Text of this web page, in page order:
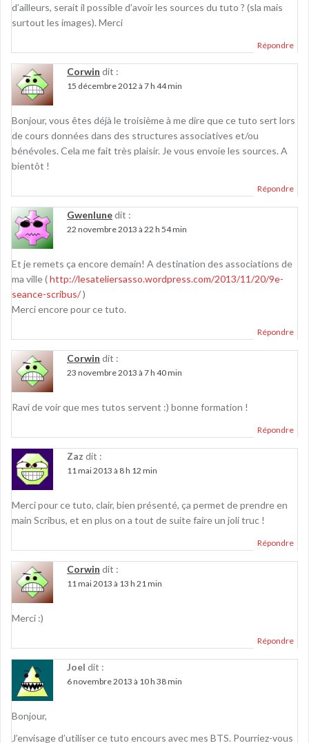
d’ailleurs, serait il possible d’avoir les sources du tuto ? (sla mais
surtout les images). Merci
Répondre
Corwin dit :
15 décembre 2012 à 7 h 44 min
Bonjour, vous êtes déjà le troisième à me dire que ce tuto sert lors
de cours données dans des structures associatives et/ou
bénévoles. Cela me fait très plaisir. Je vous envoie les sources. A
bientôt !
Répondre
Gwenlunedit :
22 novembre 2013 à 22 h 54 min
Et je remets ça encore demain! A destination des associations de
ma ville (http://lesateliersasso.wordpress.com/2013/11/20/9e-
seance-scribus/)
Merci encore pour ce tuto.
Répondre
Corwin dit :
23 novembre 2013 à 7 h 40 min
Ravi de voir que mes tutos servent :) bonne formation !
Répondre
Zaz dit :
11 mai 2013 à 8 h 12 min
Merci pour ce tuto, clair, bien présenté, ça permet de prendre en
main Scribus, et en plus on a tout de suite faire un joli truc !
Répondre
Corwin dit :
11 mai 2013 à 13 h 21 min
Merci :)
Répondre
Joel dit :
6 novembre 2013 à 10 h 38 min
Bonjour,
J’envisage d’utiliser ce tuto encours avec mes BTS. Pourriez-vous